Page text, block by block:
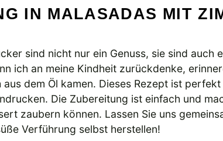
IN MALASADAS MIT
sind nicht nur ein Genuss, sie sind auch
ich an meine Kindheit zurückdenke,
dem Öl kamen. Dieses Rezept ist
Die Zubereitung ist einfach und
zaubern können. Lassen Sie uns
Verführung selbst herstellen!